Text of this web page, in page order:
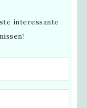
interessante